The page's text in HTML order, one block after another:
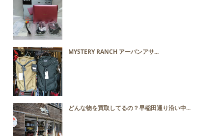
MYSTERY RANCH アーバンアサ...
どんな物を買取してるの？早稲田通り沿い中...